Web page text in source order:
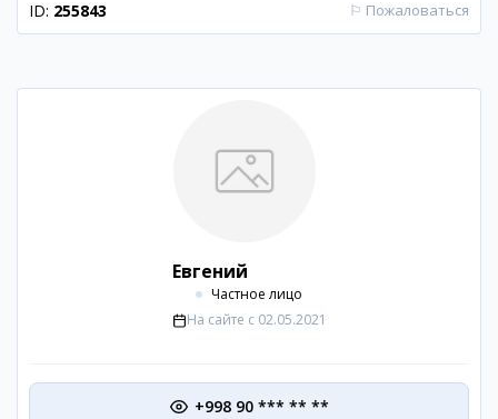
ID: 255843 ⚐ Пожаловаться
Евгений
Частное лицо
На сайте с 02.05.2021
+998 90 *** ** **